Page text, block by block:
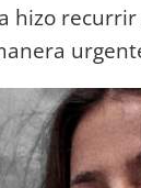
hizo recurrir